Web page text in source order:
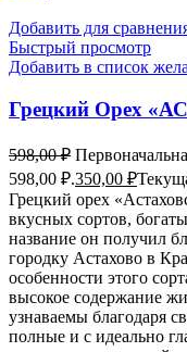
Добавить для
Быстрый просмотр
Добавить в список
Грецкий Орех
598,00₽
598,00 ₽.350,00 ₽
Грецкий орех
вкусных сортов,
название он получил
городку Астахово в
особенности этого
высокое содержание
узнаваемы благодаря
полные и с идеально